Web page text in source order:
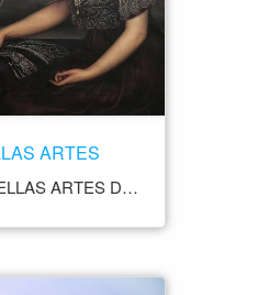
ARTES
EL MUSEO DE BELLAS ARTES DE CASTELLÓN DE LA PLANA ALBERGA UNA COLECCIÓN DE ARTE ESPAÑOL QUE ABARCA DESDE LA EDAD MEDIA HASTA EL SIGLO XX. EL MUSEO CUENTA CON OBRAS DE ARTISTAS COMO EL GRECO, ZURBARÁN, GOYA, SOROLLA Y MUCHOS OTROS. LA UBICACIÓN DEL MUSEO ES EN LA AVENIDA DE LOS HERMANOS BOU, NÚMERO 28, EN EL CENTRO DE LA CIUDAD DE CASTELLÓN DE LA PLANA. ADEMÁS DE LA COLECCIÓN PERMANENTE, EL MUSEO TAMBIÉN ORGANIZA EXPOSICIONES TEMPORALES, CONFERENCIAS Y OTRAS ACTIVIDADES CULTURALES RELACIONADAS CON EL ARTE. EL EDIFICIO EN SÍ TAMBIÉN ES UNA ATRACCIÓN ARQUITECTÓNICA, YA QUE SE ENCUENTRA EN UN PALACIO DEL SIGLO XVIII QUE HA SIDO RESTAURADO Y ADAPTADO PARA SU USO COMO MUSEO.